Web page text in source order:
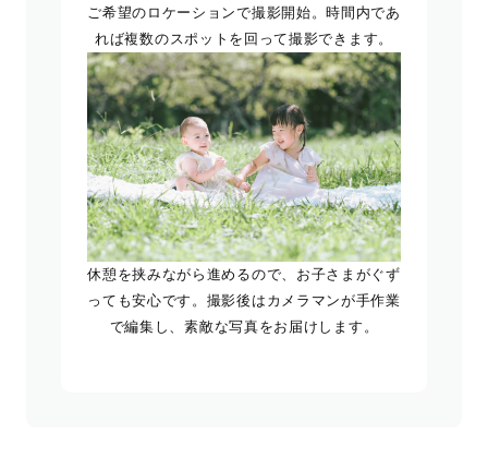
ご希望のロケーションで撮影開始。時間内であ
れば複数のスポットを回って撮影できます。
休憩を挟みながら進めるので、お子さまがぐず
っても安心です。撮影後はカメラマンが手作業
で編集し、素敵な写真をお届けします。